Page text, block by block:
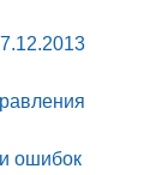
ошибок